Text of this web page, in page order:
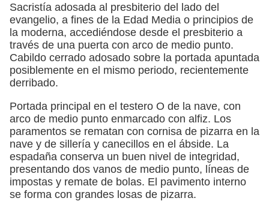
Sacristía adosada al presbiterio del lado del
evangelio, a fines de la Edad Media o principios de
la moderna, accediéndose desde el presbiterio a
través de una puerta con arco de medio punto.
Cabildo cerrado adosado sobre la portada apuntada
posiblemente en el mismo periodo, recientemente
derribado.
Portada principal en el testero O de la nave, con
arco de medio punto enmarcado con alfiz. Los
paramentos se rematan con cornisa de pizarra en la
nave y de sillería y canecillos en el ábside. La
espadaña conserva un buen nivel de integridad,
presentando dos vanos de medio punto, líneas de
impostas y remate de bolas. El pavimento interno
se forma con grandes losas de pizarra.